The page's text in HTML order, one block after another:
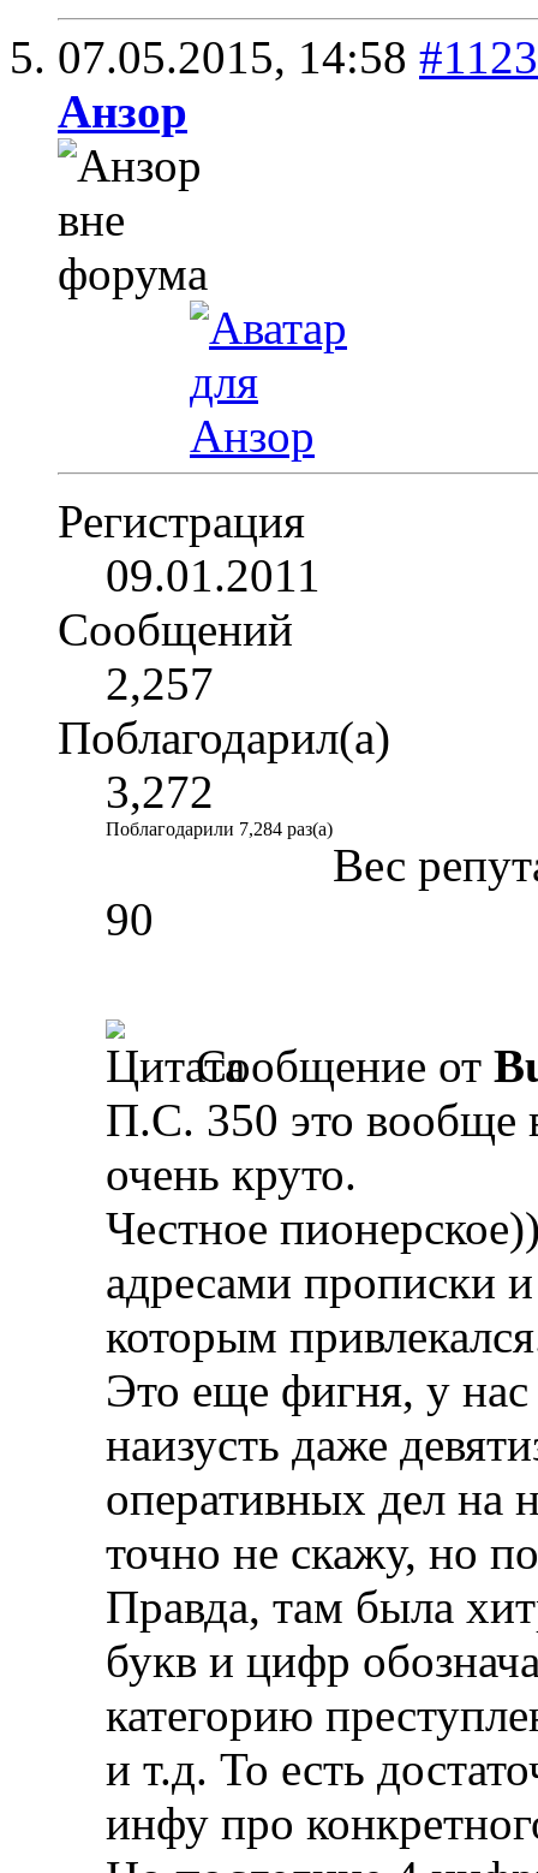
07.05.2015, 14:58 #1123
Анзор
Регистрация
09.01.2011
Сообщений
2,257
Поблагодарил(а)
3,272
Поблагодарили 7,284 раз(а)
Вес
90
Сообщение от
П.С. 350 это вообще
очень круто.
Честное
адресами прописки
которым
Это еще фигня, у
наизусть даже
оперативных дел на
точно не скажу, но
Правда, там была
букв и цифр
категорию
и т.д. То есть
инфу про